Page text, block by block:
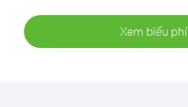
Xem biểu phí